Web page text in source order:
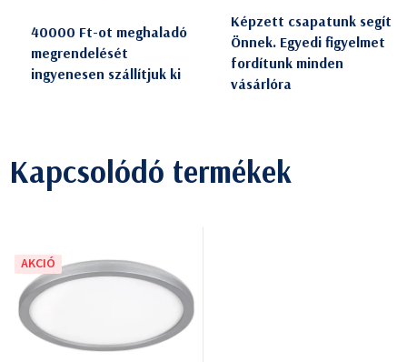
40000 Ft-ot meghaladó
megrendelését
ingyenesen szállítjuk ki
Képzett csapatunk segít
Önnek. Egyedi figyelmet
fordítunk minden
vásárlóra
Kapcsolódó termékek
AKCIÓ